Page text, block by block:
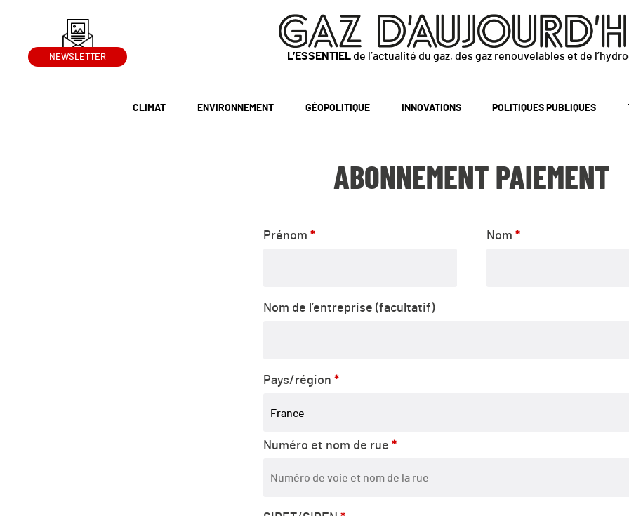
NEWSLETTER L’ESSENTIEL de l’actualité du gaz, des gaz renouvelables et de
CLIMAT ENVIRONNEMENT GÉOPOLITIQUE INNOVATIONS POLITIQUES PUBLIQUES
ABONNEMENT PAIEMENT
Prénom * Nom *
Nom de l’entreprise (facultatif)
Pays/région *
France
Numéro et nom de rue *